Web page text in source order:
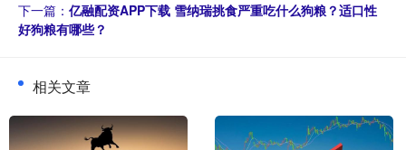
下一篇： 亿融配资APP下载 雪纳瑞挑食严重吃什么狗粮？适口性
好狗粮有哪些？
相关文章